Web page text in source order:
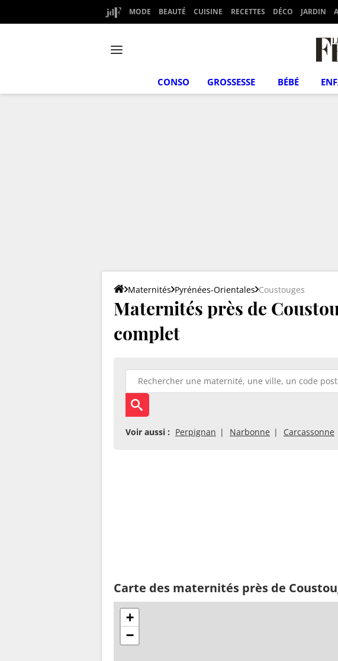
MODE BEAUTÉ CUISINE RECETTES DÉCO JARDIN
CONSO GROSSESSE BÉBÉ
Maternités Pyrénées-Orientales Coustouges
Maternités près de
complet
Voir aussi : Perpignan Narbonne Carcassonne
Carte des maternités près de
+
−